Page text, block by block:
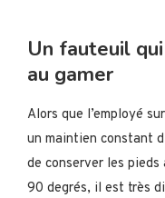
Un fauteuil
au gamer
Alors que l’employé
un maintien constant
de conserver les
90 degrés, il est très